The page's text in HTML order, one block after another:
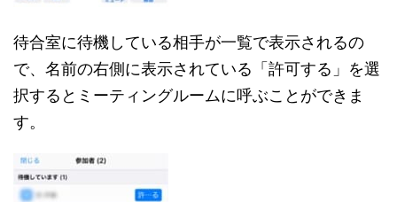
待合室に待機している相手が一覧で表示されるの
で、名前の右側に表示されている「許可する」を選
択するとミーティングルームに呼ぶことができま
す。